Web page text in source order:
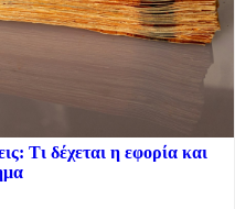
Τι δέχεται η εφορία και